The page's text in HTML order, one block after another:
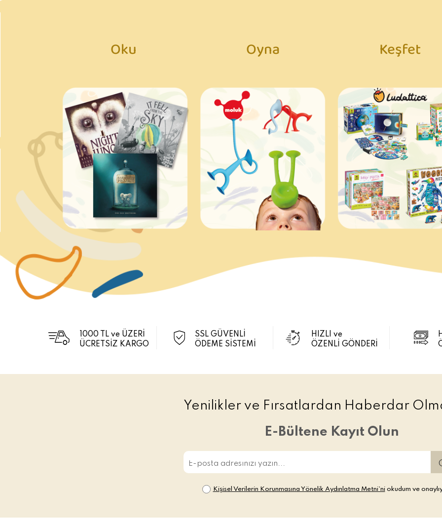
Oku Oyna Keşfet
1000 TL ve ÜZERİ
ÜCRETSİZ KARGO
SSL GÜVENLİ
ÖDEME SİSTEMİ
HIZLI ve
ÖZENLİ GÖNDERİ
Yenilikler ve Fırsatlardan Haberdar
E-Bültene Kayıt Olun
Kişisel Verilerin Korunmasına Yönelik Aydınlatma Metni’ni okudum ve